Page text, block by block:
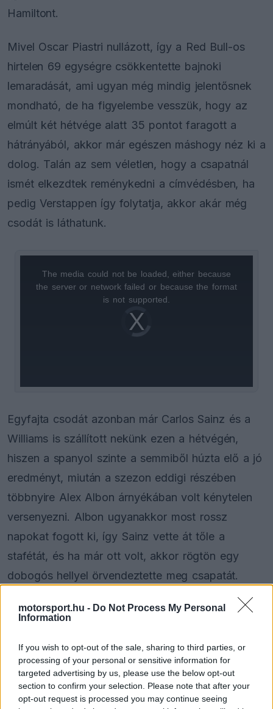
motorsport.hu - Do Not Process My Personal
Information
If you wish to opt-out of the sale, sharing to third parties, or
processing of your personal or sensitive information for
targeted advertising by us, please use the below opt-out
section to confirm your selection. Please note that after your
opt-out request is processed you may continue seeing
Hamiltont.
Mivel Oscar Piastri nullázott, így a Red Bull-os
hirtelen 69 egységre csökkentette bajnoki
lemaradását, ami ugyan még mindig jelentősnek
mondható, de ha figyelembe vesszük, hogy az
elmúlt két hétvége alatt 35 pontot faragott a
hátrányából, akkor már egészen máshogy néz ki a
dolog. Talán az sem véletlen, hogy a csapatnál
ismét elkezdtek reménykedni a címvédésben, ha
pedig Verstappen így folytatja, akkor akár még
csodát is láthatunk.
Video
Player
loading.
The media could not be loaded, either because
the server or network failed or because the format
is not supported.
Egyfajta csodát azonban már Carlos Sainz és a
Williams is szállított nekünk ezen a hétvégén,
hiszen a spanyol szinte a semmiből húzta elő a jó
eredményt, miután a szezon eddigi részében
többnyire Alex Albon árnyékában volt kénytelen
versenyezni. Albon ugyanakkor most rossz
napokat fogott ki, így Sainz vette át tőle a
stafétát, és ha már ott volt, akkor rögtön egy
dobogós hellyel örvendeztette meg csapatát.
EZEKET IS AJÁNLJUK
FORMA-1
A Honda egészen a téli tesztekig
azt hitte, hogy minden rendben
van